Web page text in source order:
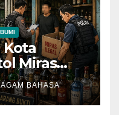
Miras
dalam
BAHASA